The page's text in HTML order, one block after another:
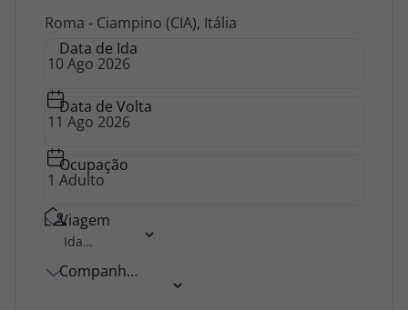
Agências
Contactos
Apoio ao cliente em Portugal
218 925 471
Custo de uma chamada para a rede fixa nacional.
Apoio ao cliente no Estrangeiro
218 925 471
A sua agência de viagens Top Atlântico tem a preocupação de estar
Roma - Ciampino (CIA), Itália
Data de Ida
Data de Volta
Ocupação
Viagem
Companhia Aérea